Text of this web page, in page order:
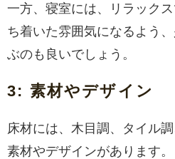
一方、寝室には、リラック
ち着いた雰囲気になるよう
ぶのも良いでしょう。
3: 素材やデザイン
床材には、木目調、タイル
素材やデザインがあります。